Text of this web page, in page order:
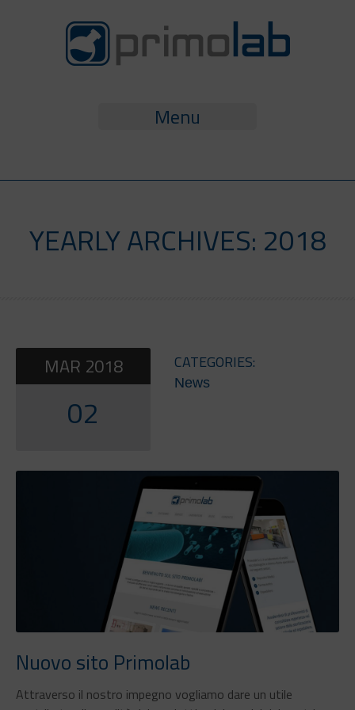
Menu
YEARLY ARCHIVES: 2018
MAR 2018
02
CATEGORIES:
News
Nuovo sito Primolab
Attraverso il nostro impegno vogliamo dare un utile